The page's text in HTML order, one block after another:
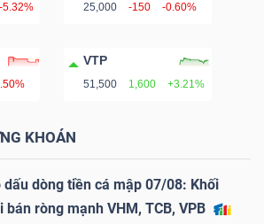
-5.32% 25,000 -150 -0.60%
VTP
51,500 1,600 +3.21%
KHOÁN
dấu dòng tiền cá mập 07/08: Khối
bán ròng mạnh VHM, TCB, VPB